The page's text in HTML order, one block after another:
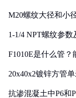
M20螺纹大径和小
1-1/4 NPT螺纹参
F1010E是什么管？
20x40x2镀锌方管
抗渗混凝土中P6和